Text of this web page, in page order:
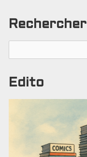
Rechercher
Edito